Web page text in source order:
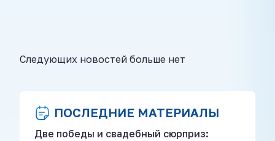
Следующих новостей больше нет
ПОСЛЕДНИЕ МАТЕРИАЛЫ
Две победы и свадебный сюрприз: